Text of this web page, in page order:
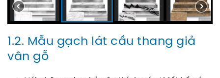
1.2. Mẫu gạch lát cầu thang giả
vân gỗ